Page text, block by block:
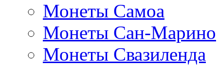
Монеты Самоа
Монеты Сан-Марино
Монеты Свазиленда